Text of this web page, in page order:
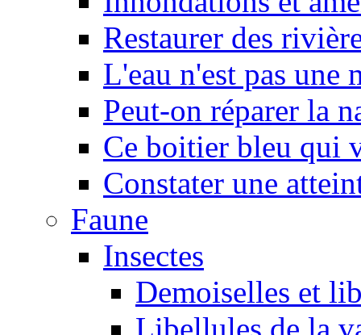
Restaurer des
L'eau n'est pas une
Peut-on réparer la
Ce boitier bleu qui
Constater une
Faune
Insectes
Demoiselles et